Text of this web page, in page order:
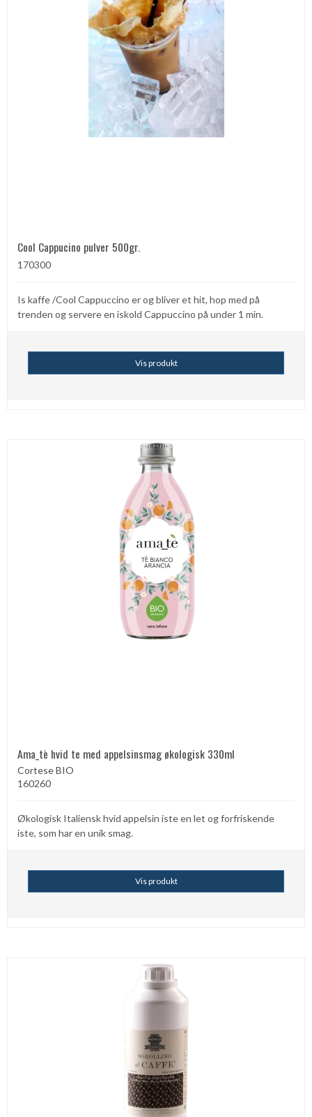
Cool Cappucino pulver 500gr.
170300
Is kaffe /Cool Cappuccino er og bliver et hit, hop med på
trenden og servere en iskold Cappuccino på under 1 min.
Vis produkt
Ama_tè hvid te med appelsinsmag økologisk 330ml
Cortese BIO
160260
Økologisk Italiensk hvid appelsin iste en let og forfriskende
iste, som har en unik smag.
Vis produkt